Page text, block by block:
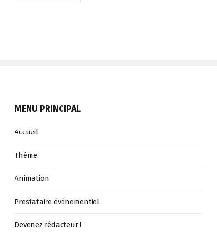
MENU PRINCIPAL
Accueil
Thème
Animation
Prestataire événementiel
Devenez rédacteur !